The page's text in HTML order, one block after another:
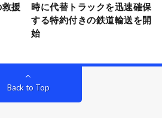
援
時に代替トラックを迅速確保
する特約付きの鉄道輸送を開
始
Back to Top